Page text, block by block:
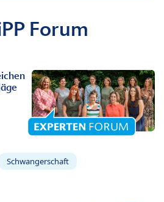
Forum
Schwangerschaft